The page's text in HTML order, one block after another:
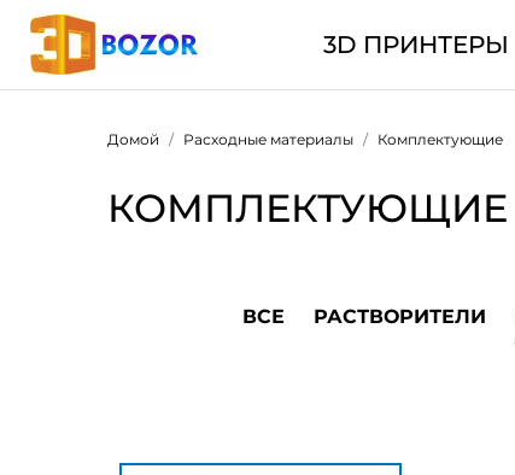
3D ПРИНТЕРЫ
Домой Расходные материалы Комплектующие
КОМПЛЕКТУЮЩИЕ
ВСЕ РАСТВОРИТЕЛИ